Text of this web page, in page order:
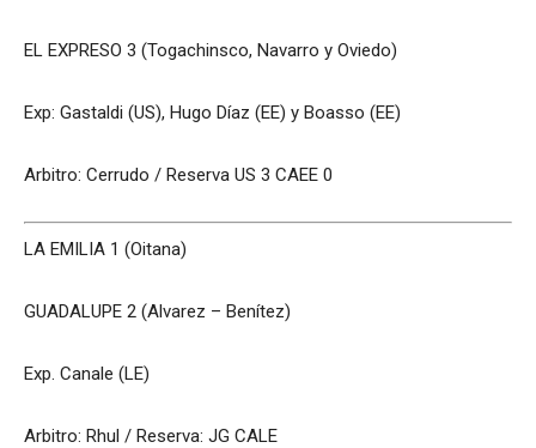
EL EXPRESO 3 (Togachinsco, Navarro y Oviedo)
Exp: Gastaldi (US), Hugo Díaz (EE) y Boasso (EE)
Arbitro: Cerrudo / Reserva US 3 CAEE 0
LA EMILIA 1 (Oitana)
GUADALUPE 2 (Alvarez – Benítez)
Exp. Canale (LE)
Arbitro: Rhul / Reserva: JG CALE